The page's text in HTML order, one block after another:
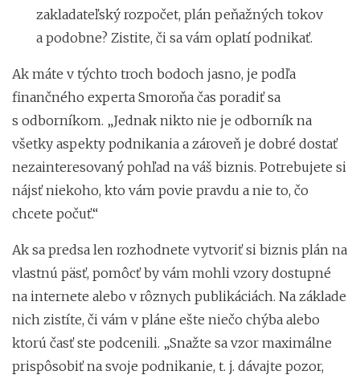
zakladateľský rozpočet, plán peňažných tokov
a podobne? Zistite, či sa vám oplatí podnikať.
Ak máte v týchto troch bodoch jasno, je podľa
finančného experta Smoroňa čas poradiť sa
s odborníkom. „Jednak nikto nie je odborník na
všetky aspekty podnikania a zároveň je dobré dostať
nezainteresovaný pohľad na váš biznis. Potrebujete si
nájsť niekoho, kto vám povie pravdu a nie to, čo
chcete počuť.“
Ak sa predsa len rozhodnete vytvoriť si biznis plán na
vlastnú päsť, pomôcť by vám mohli vzory dostupné
na internete alebo v rôznych publikáciách. Na základe
nich zistíte, či vám v pláne ešte niečo chýba alebo
ktorú časť ste podcenili. „Snažte sa vzor maximálne
prispôsobiť na svoje podnikanie, t. j. dávajte pozor,